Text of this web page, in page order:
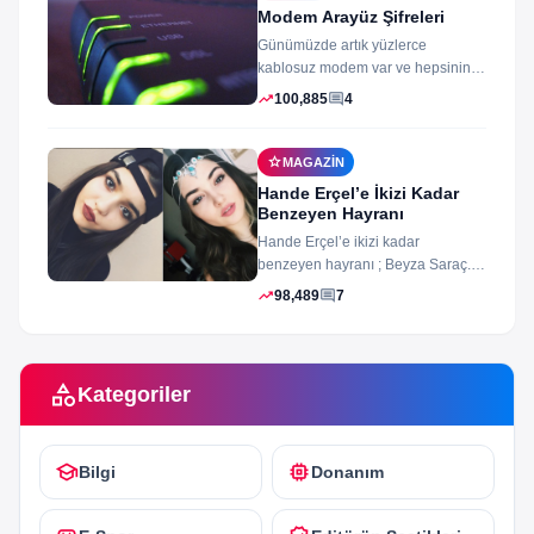
Modem Arayüz Şifreleri
Günümüzde artık yüzlerce
kablosuz modem var ve hepsinin
arayüz şifleri ve arayüzü farklı
trending_up100,885comment4
starMAGAZIN
Hande Erçel’e İkizi Kadar
Benzeyen Hayranı
Hande Erçel’e ikizi kadar
benzeyen hayranı ; Beyza Saraç.
Son zamanlarda Hande Erçel’e
trending_up98,489comment7
categoryKategoriler
schoolBilgi memoryDonanım